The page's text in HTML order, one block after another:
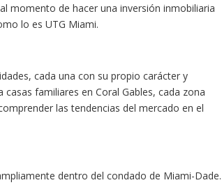
momento de hacer una inversión inmobiliaria
lo es UTG Miami.
cada una con su propio carácter y
familiares en Coral Gables, cada zona
las tendencias del mercado en el
dentro del condado de Miami-Dade.